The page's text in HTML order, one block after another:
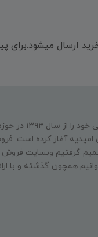
از خرید ارسال
فروشگاه عصر
آغاز کرده است.
گرفتیم وبسایت فروش
همچون گذشته و با